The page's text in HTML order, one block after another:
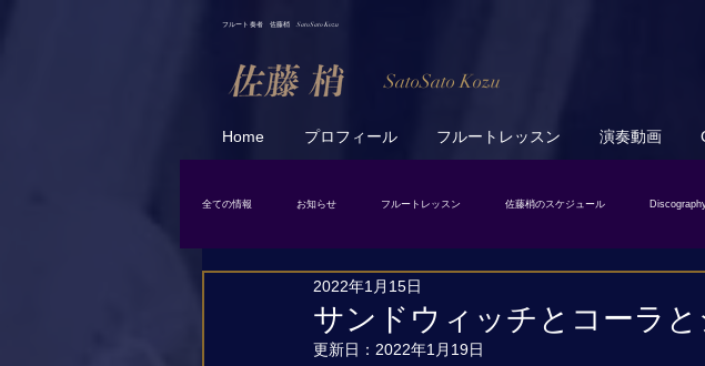
フルート 奏者 佐藤梢 SatoSato Kozu
SatoSato Kozu
Home プロフィール フルートレッスン 演奏動画
全ての情報 お知らせ フルートレッスン 佐藤梢のスケジュール
スケジュール
サンドウィッチとコーラ
2022年1月15日
更新日： 2022年1月19日